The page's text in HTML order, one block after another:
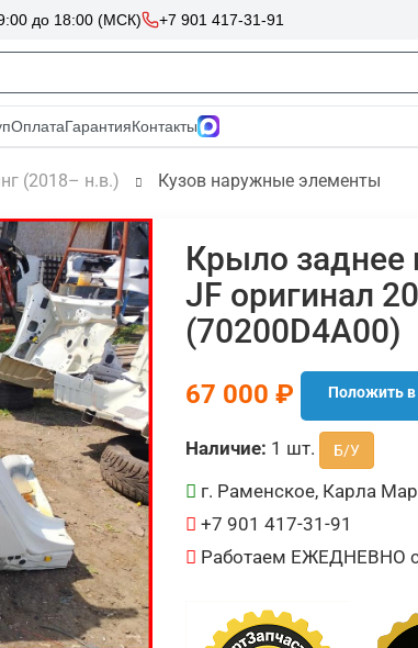
(2018– н.в.) Кузов наружные элементы
Крыло заднее
JF оригинал
(70200D4A00)
67 000 ₽ Положить в
Наличие: 1 шт. Б/У
г. Раменское, Карла
+7 901 417-31-91
Работаем ЕЖЕДНЕВНО